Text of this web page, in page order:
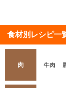
食材別レシピ一
肉 牛肉